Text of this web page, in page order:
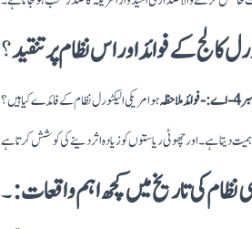
؟
ملاحظہ
ہو امریکی الیکٹورل نظام کے فائدے کیا ہیں؟
دیتا ہے۔ اور چھوٹی ریاستوں کو زیادہ اثر دینے کی کوشش کرتا ہے
۔